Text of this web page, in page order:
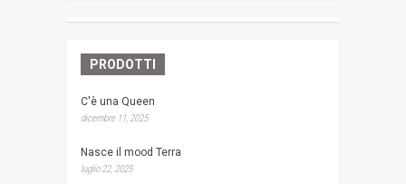
PRODOTTI
C'è una Queen
dicembre 11, 2025
Nasce il mood Terra
luglio 22, 2025